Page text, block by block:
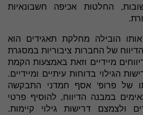
החלטות אכיפה חשבונאיות
הובילה מחלקת תאגידים הוא
של החברות ציבוריות במסגרת
מיידיים וזאת באמצעות הקמת
הגילוי בדוחות עיתיים ומיידיים.
של פרופ' אסף חמדני התבקשה
במבנה הדיווח, להוסיף פרטי
ולצמצם דרישות גילוי קיימות.